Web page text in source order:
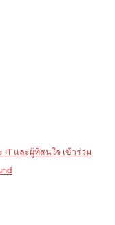
IT และผู้ที่สนใจ เข้าร่วม